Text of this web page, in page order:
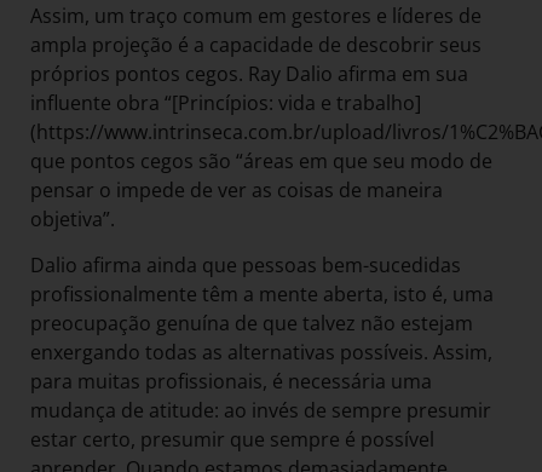
Assim, um traço comum em gestores e líderes de
ampla projeção é a capacidade de descobrir seus
próprios pontos cegos. Ray Dalio afirma em sua
influente obra “[Princípios: vida e trabalho]
(https://www.intrinseca.com.br/upload/livros/
que pontos cegos são “áreas em que seu modo de
pensar o impede de ver as coisas de maneira
objetiva”.
Dalio afirma ainda que pessoas bem-sucedidas
profissionalmente têm a mente aberta, isto é, uma
preocupação genuína de que talvez não estejam
enxergando todas as alternativas possíveis. Assim,
para muitas profissionais, é necessária uma
mudança de atitude: ao invés de sempre presumir
estar certo, presumir que sempre é possível